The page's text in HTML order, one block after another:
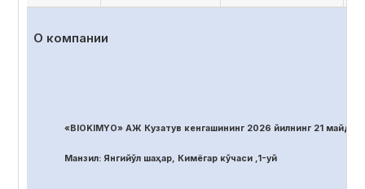
О компании
«BIOKIMYO» АЖ Кузатув кенгашининг 2026 йилнинг 21
Манзил: Янгийўл шаҳар, Кимёгар кўчаси ,1-уй